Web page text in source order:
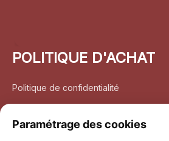
POLITIQUE D'ACHAT
Politique de confidentialité
Paramétrage des cookies